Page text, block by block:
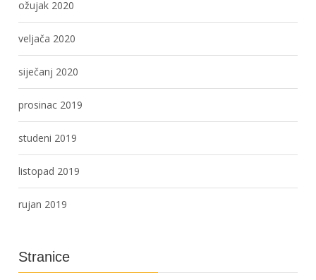
ožujak 2020
veljača 2020
siječanj 2020
prosinac 2019
studeni 2019
listopad 2019
rujan 2019
Stranice